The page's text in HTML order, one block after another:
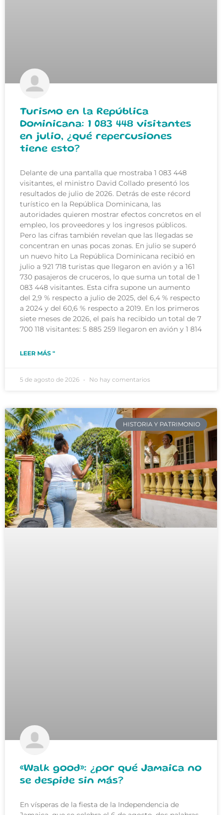
Turismo en la República
Dominicana: 1 083 448 visitantes
en julio, ¿qué repercusiones
tiene esto?
Delante de una pantalla que mostraba 1 083 448
visitantes, el ministro David Collado presentó los
resultados de julio de 2026. Detrás de este récord
turístico en la República Dominicana, las
autoridades quieren mostrar efectos concretos en el
empleo, los proveedores y los ingresos públicos.
Pero las cifras también revelan que las llegadas se
concentran en unas pocas zonas. En julio se superó
un nuevo hito La República Dominicana recibió en
julio a 921 718 turistas que llegaron en avión y a 161
730 pasajeros de cruceros, lo que suma un total de 1
083 448 visitantes. Esta cifra supone un aumento
del 2,9 % respecto a julio de 2025, del 6,4 % respecto
a 2024 y del 60,6 % respecto a 2019. En los primeros
siete meses de 2026, el país ha recibido un total de 7
700 118 visitantes: 5 885 259 llegaron en avión y 1 814
LEER MÁS "
5 de agosto de 2026 No hay comentarios
HISTORIA Y PATRIMONIO
«Walk good»: ¿por qué Jamaica no
se despide sin más?
En vísperas de la fiesta de la Independencia de